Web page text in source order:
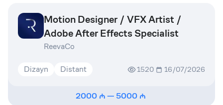
Motion Designer / VFX Artist /
Adobe After Effects Specialist
ReevaCo
Dizayn Distant 1520 16/07/2026
2000 — 5000